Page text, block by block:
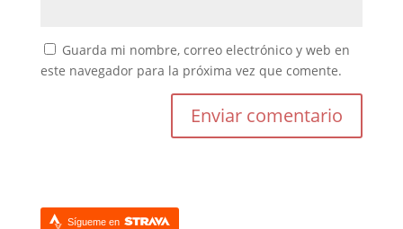
Guarda mi nombre, correo electrónico y web en
este navegador para la próxima vez que comente.
Sígueme en